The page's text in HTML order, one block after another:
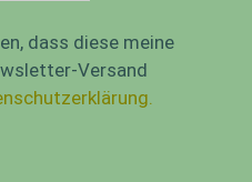
dass diese meine
Versand